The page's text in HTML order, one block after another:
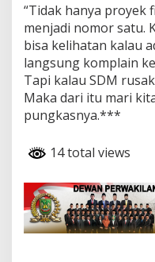
“Tidak hanya proyek
menjadi nomor satu.
bisa kelihatan kalau
langsung komplain
Tapi kalau SDM
Maka dari itu mari
pungkasnya.***
14 total views